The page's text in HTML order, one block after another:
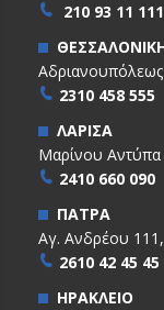
210 93 11 111
2310 458 555
ΛΑΡΙΣΑ
Μαρίνου
2410 660 090
ΠΑΤΡΑ
Αγ. Ανδρέου
2610 42 45 45
ΗΡΑΚΛΕΙΟ